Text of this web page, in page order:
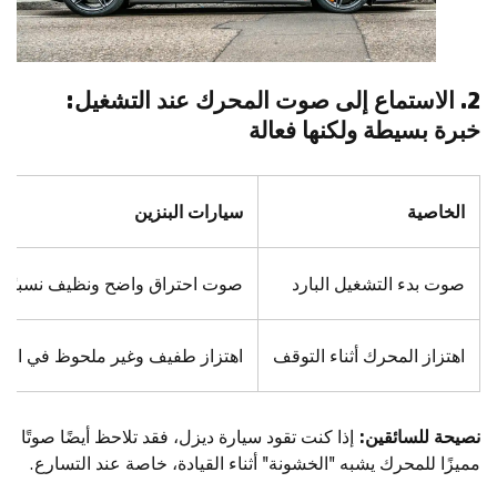
2. الاستماع إلى صوت المحرك عند التشغيل:
خبرة بسيطة ولكنها فعالة
الخاصية سيارات البنزين
صوت بدء التشغيل البارد صوت احتراق واضح ونظيف نسبيًا.
اهتزاز المحرك أثناء التوقف اهتزاز طفيف وغير ملحوظ في
نصيحة للسائقين: إذا كنت تقود سيارة ديزل، فقد تلاحظ أيضًا صوتًا
مميزًا للمحرك يشبه "الخشونة" أثناء القيادة، خاصة عند التسارع.